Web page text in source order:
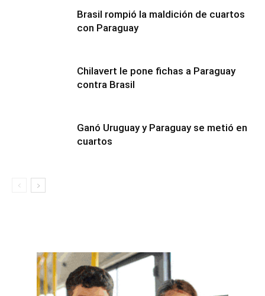
Brasil rompió la maldición de cuartos
con Paraguay
Chilavert le pone fichas a Paraguay
contra Brasil
Ganó Uruguay y Paraguay se metió en
cuartos